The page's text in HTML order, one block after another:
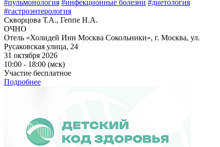
#пульмонология #инфекционные болезни #диетология
#гастроэнтерология
Скворцова Т.А., Геппе Н.А.
ОЧНО
Отель «Холидей Инн Москва Сокольники», г. Москва, ул.
Русаковская улица, 24
31 октября 2026
10:00 - 18:00 (мск)
Участие бесплатное
Подробнее